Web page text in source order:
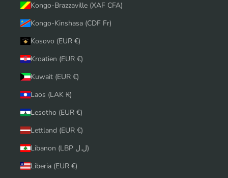
Kongo-Brazzaville (XAF CFA)
Kongo-Kinshasa (CDF Fr)
Kosovo (EUR €)
Kroatien (EUR €)
Kuwait (EUR €)
Laos (LAK ₭)
Lesotho (EUR €)
Lettland (EUR €)
Libanon (LBP ل.ل)
Liberia (EUR €)